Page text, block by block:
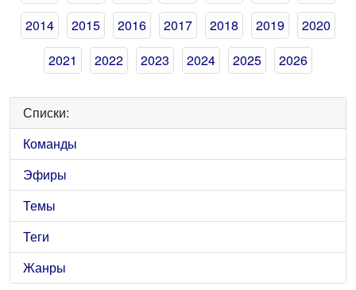
2014
2015 2016 2017 2018 2019
2020
2021
2022 2023 2024 2025 2026
Списки:
Команды
Эфиры
Темы
Теги
Жанры